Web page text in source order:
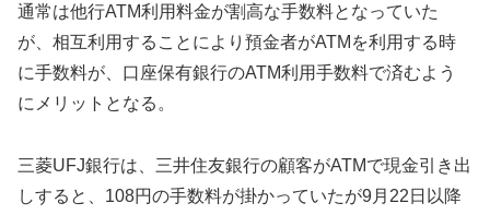
通常は他行ATM利用料金が割高な手数料となっていた
が、相互利用することにより預金者がATMを利用する時
に手数料が、口座保有銀行のATM利用手数料で済むよう
にメリットとなる。
三菱UFJ銀行は、三井住友銀行の顧客がATMで現金引き出
しすると、108円の手数料が掛かっていたが9月22日以降